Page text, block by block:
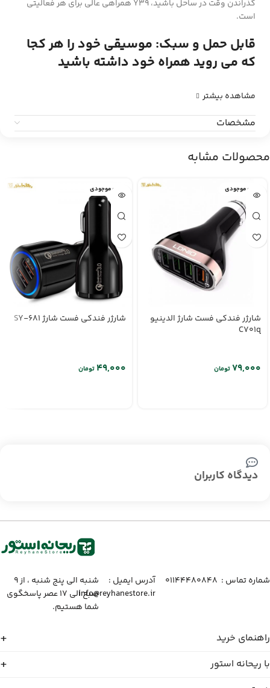
گذراندن وقت در ساحل باشید، Y39 همراهی عالی برای هر فعالیتی
است.
قابل حمل و سبک: موسیقی خود را هر کجا
که می روید همراه خود داشته باشید
مشاهده بیشتر
مشخصات
محصولات مشابه
اتمام موجودی
شارژر فندکی فست شارژ الدینیو
C701q
تومان
اتمام موجودی
شارژر فندکی فست شارژ SY-681
تومان
دیدگاه کاربران
شماره تماس :‌ ۰۱۱۴۴۴۸۰۸۴۸
آدرس ایمیل :‌
info@reyhanestore.ir
شنبه الی پنج شنبه ، از ۹
صبح الی ۱۷ عصر پاسخگوی
شما هستیم.
راهنمای خرید
با ریحانه استور